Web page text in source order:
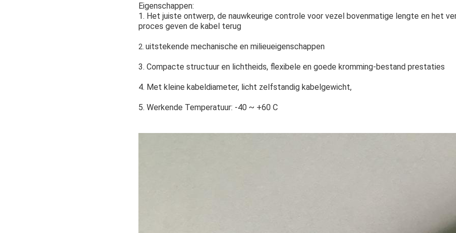
Eigenschappen:
1. Het juiste ontwerp, de nauwkeurige controle voor vezel bovenmatige lengte en het
proces geven de kabel terug
2. uitstekende mechanische en milieueigenschappen
3. Compacte structuur en lichtheids, flexibele en goede kromming-bestand prestaties
4. Met kleine kabeldiameter, licht zelfstandig kabelgewicht,
5. Werkende Temperatuur: -40 ~ +60 C